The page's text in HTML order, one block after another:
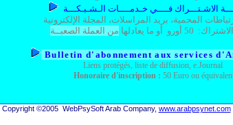
الاشـتـــراك فــــي خـدمــــات الـشـبـكـــة
المحمية، بريد المراسلات، المجلة الإلكترونية
:
50 أورو أو ما يعادلها من العملة الصعبــة
Bulletin d'abonnement aux services
Liens protégés, liste de diffusion, e.Journal
Honoraire d'inscription : 50 Euro ou
Copyright ©2005 WebPsySoft Arab Company, www.arabpsynet.com